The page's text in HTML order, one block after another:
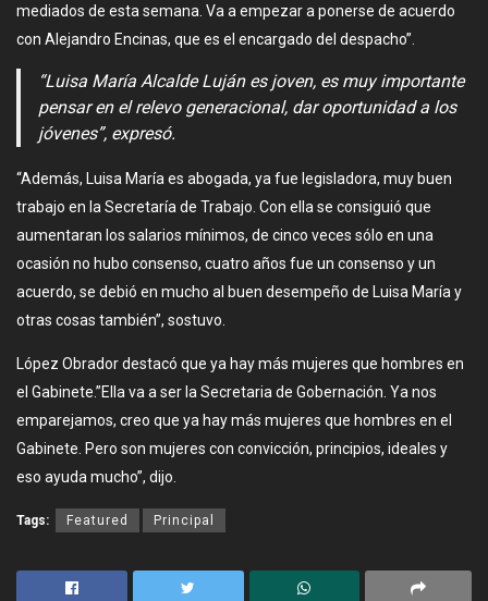
mediados de esta semana. Va a empezar a ponerse de acuerdo
con Alejandro Encinas, que es el encargado del despacho”.
“Luisa María Alcalde Luján es joven, es muy importante
pensar en el relevo generacional, dar oportunidad a los
jóvenes”, expresó.
“Además, Luisa María es abogada, ya fue legisladora, muy buen
trabajo en la Secretaría de Trabajo. Con ella se consiguió que
aumentaran los salarios mínimos, de cinco veces sólo en una
ocasión no hubo consenso, cuatro años fue un consenso y un
acuerdo, se debió en mucho al buen desempeño de Luisa María y
otras cosas también”, sostuvo.
López Obrador destacó que ya hay más mujeres que hombres en
el Gabinete.”Ella va a ser la Secretaria de Gobernación. Ya nos
emparejamos, creo que ya hay más mujeres que hombres en el
Gabinete. Pero son mujeres con convicción, principios, ideales y
eso ayuda mucho”, dijo.
Tags: Featured Principal